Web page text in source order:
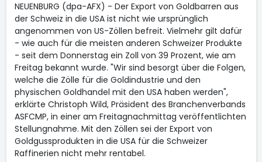
NEUENBURG (dpa-AFX) - Der Export von Goldbarren aus
der Schweiz in die USA ist nicht wie ursprünglich
angenommen von US-Zöllen befreit. Vielmehr gilt dafür
- wie auch für die meisten anderen Schweizer Produkte
- seit dem Donnerstag ein Zoll von 39 Prozent, wie am
Freitag bekannt wurde. "Wir sind besorgt über die Folgen,
welche die Zölle für die Goldindustrie und den
physischen Goldhandel mit den USA haben werden",
erklärte Christoph Wild, Präsident des Branchenverbands
ASFCMP, in einer am Freitagnachmittag veröffentlichten
Stellungnahme. Mit den Zöllen sei der Export von
Goldgussprodukten in die USA für die Schweizer
Raffinerien nicht mehr rentabel.